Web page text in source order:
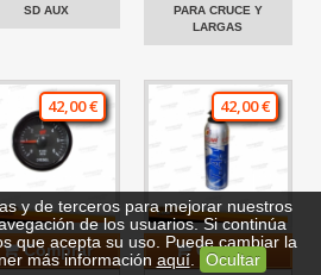
SD AUX
PARA CRUCE Y
LARGAS
42,00 €
Comprar
42,00 €
Comprar
y de terceros para mejorar nuestros
de los usuarios. Si continúa
que acepta su uso. Puede cambiar la
más información aquí. Ocultar